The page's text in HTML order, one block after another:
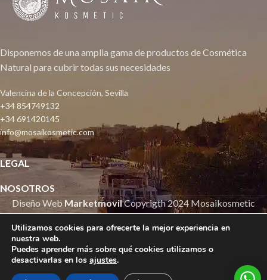
Disponemos de una amplia gama de productos de Cosmética
Natural para cubrir todas sus necesidades
Valencina de la Concepción, Sevilla
+34 854749132
+34 691420145
info@mosaikosmetic.com
LEGAL
NOSOTROS
Diseño Web MarketmovilCopyrigth2024 Mosaikosmetic
Utilizamos cookies para ofrecerte la mejor experiencia en
nuestra web.
Puedes aprender más sobre qué cookies utilizamos o
desactivarlas en los ajustes.
Si tienes alguna sugerencia, no dudes en ponerte en contacto con nosotros.